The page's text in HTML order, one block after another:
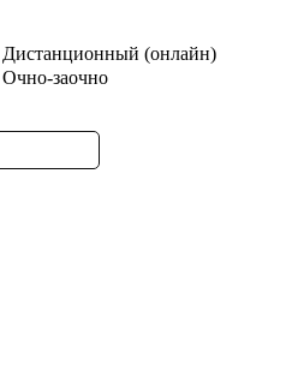
Дистанционный (онлайн)
Очно-заочно